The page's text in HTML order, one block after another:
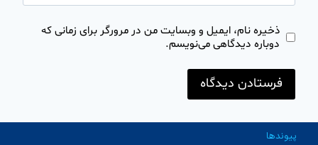
ذخیره نام، ایمیل و وبسایت من در مرورگر برای زمانی که
دوباره دیدگاهی می‌نویسم.
پیوندها